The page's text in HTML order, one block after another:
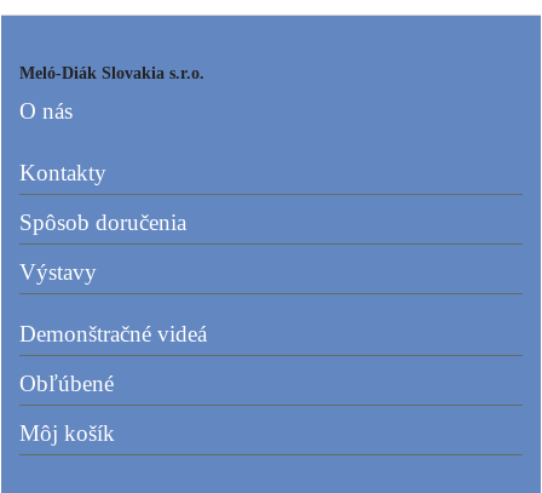
Meló-Diák Slovakia s.r.o.
O nás
Kontakty
Spôsob doručenia
Výstavy
Demonštračné videá
Obľúbené
Môj košík